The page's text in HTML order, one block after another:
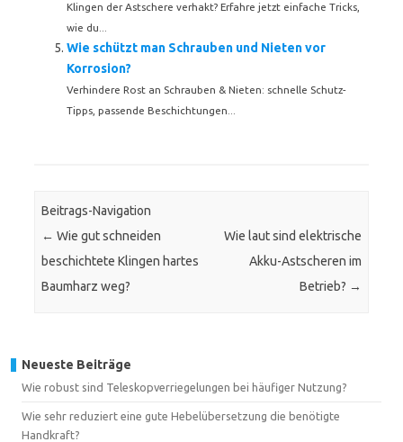
Klingen der Astschere verhakt? Erfahre jetzt einfache Tricks,
wie du...
Wie schützt man Schrauben und Nieten vor
Korrosion?
Verhindere Rost an Schrauben & Nieten: schnelle Schutz-
Tipps, passende Beschichtungen...
Beitrags-Navigation
← Wie gut schneiden
beschichtete Klingen hartes
Baumharz weg?
Wie laut sind elektrische
Akku-Astscheren im
Betrieb? →
Neueste Beiträge
Wie robust sind Teleskopverriegelungen bei häufiger Nutzung?
Wie sehr reduziert eine gute Hebelübersetzung die benötigte
Handkraft?